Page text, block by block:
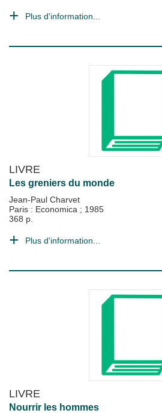
Plus d'information...
LIVRE
Les greniers du monde
Jean-Paul Charvet
Paris : Economica ; 1985
368 p.
Plus d'information...
LIVRE
Nourrir les hommes